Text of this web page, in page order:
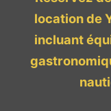
location de
incluant